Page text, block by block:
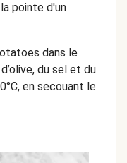
pointe d'un
dans le
du sel et du
en secouant le